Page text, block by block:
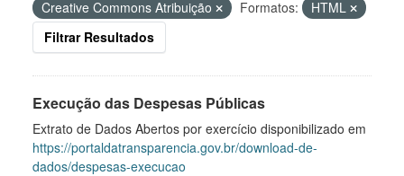
Creative Commons Atribuição
Formatos:
HTML
Filtrar Resultados
Execução das Despesas Públicas
Extrato de Dados Abertos por exercício disponibilizado em
https://portaldatransparencia.gov.br/download-de-
dados/despesas-execucao